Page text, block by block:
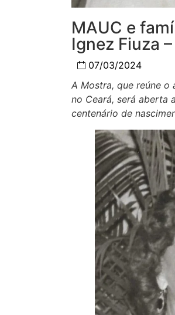
MAUC e
Ignez Fiuza
07/03/2024
A Mostra, que reúne o
no Ceará, será aberta
centenário de